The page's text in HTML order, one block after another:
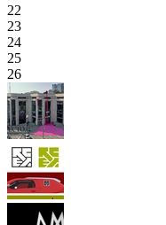
22
23
24
25
26